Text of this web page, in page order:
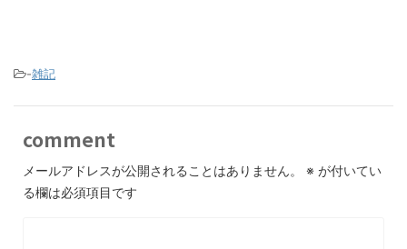
-雑記
comment
メールアドレスが公開されることはありません。 ※ が付いてい
る欄は必須項目です